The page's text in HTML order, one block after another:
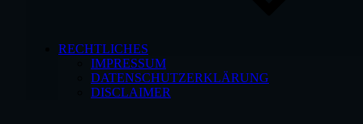
RECHTLICHES
IMPRESSUM
DATENSCHUTZERKLÄRUNG
DISCLAIMER